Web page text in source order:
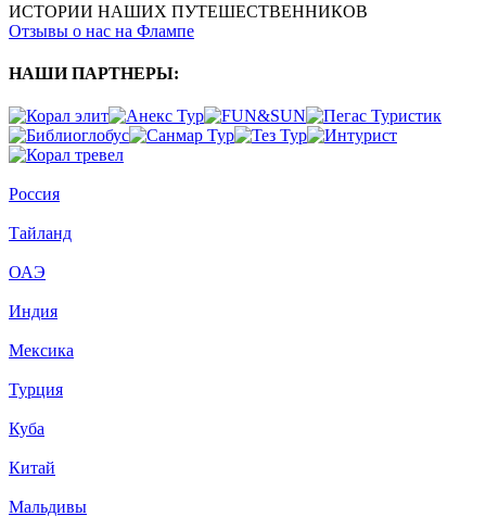
ИСТОРИИ НАШИХ ПУТЕШЕСТВЕННИКОВ
Отзывы о нас на Флампе
НАШИ ПАРТНЕРЫ:
Россия
Тайланд
ОАЭ
Индия
Мексика
Турция
Куба
Китай
Мальдивы